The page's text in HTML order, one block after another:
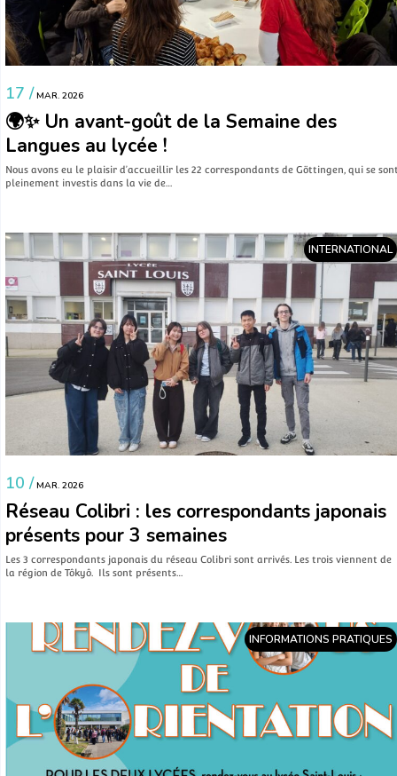
17 / MAR. 2026
🌍✨ Un avant-goût de la Semaine des
Langues au lycée !
Nous avons eu le plaisir d’accueillir les 22 correspondants de Göttingen, qui se
pleinement investis dans la vie de…
INTERNATIONAL
10 / MAR. 2026
Réseau Colibri : les correspondants japonais
présents pour 3 semaines
Les 3 correspondants japonais du réseau Colibri sont arrivés. Les trois viennent de
la région de Tôkyô. Ils sont présents…
INFORMATIONS PRATIQUES